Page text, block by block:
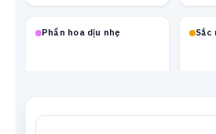
Phấn hoa dịu nhẹ Sắc